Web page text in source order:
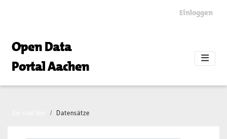
Einloggen
Open Data
Portal Aachen
Datensätze